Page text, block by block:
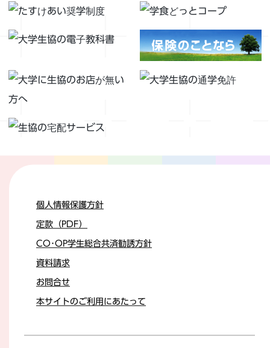
個人情報保護方針
定款（PDF）
CO･OP学生総合共済勧誘方針
資料請求
お問合せ
本サイトのご利用にあたって